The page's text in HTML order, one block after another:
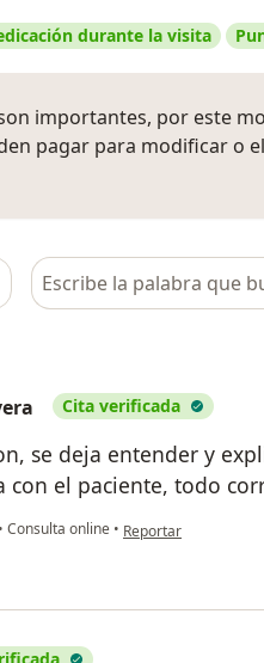
durante la visita
importantes, por este
pagar para modificar o
Busca en opiniones
Cita verificada
se deja entender y
con el paciente, todo
• Consulta online • en opinión del
Reportar